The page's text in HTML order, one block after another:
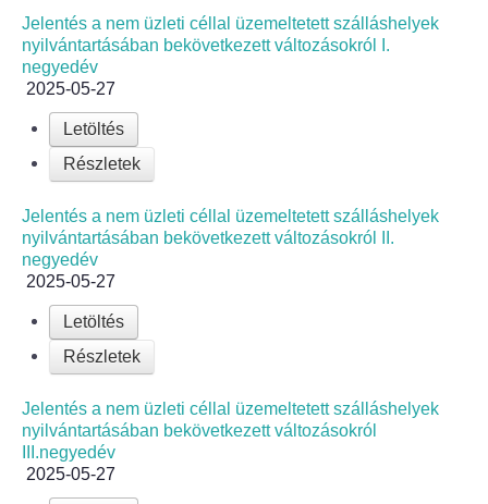
Jelentés a nem üzleti céllal üzemeltetett szálláshelyek
nyilvántartásában bekövetkezett változásokról I.
negyedév
2025-05-27
Letöltés
Részletek
Jelentés a nem üzleti céllal üzemeltetett szálláshelyek
nyilvántartásában bekövetkezett változásokról II.
negyedév
2025-05-27
Letöltés
Részletek
Jelentés a nem üzleti céllal üzemeltetett szálláshelyek
nyilvántartásában bekövetkezett változásokról
III.negyedév
2025-05-27